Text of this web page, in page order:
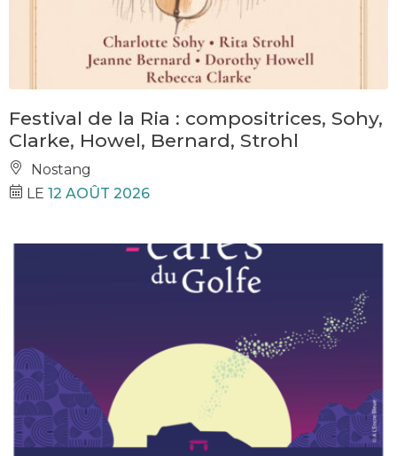
Festival de la Ria : compositrices, Sohy,
Clarke, Howel, Bernard, Strohl
Nostang
LE 12 AOÛT 2026